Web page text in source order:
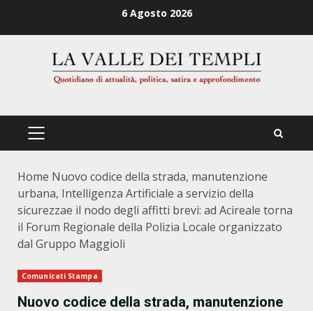
6 Agosto 2026
PRIMÄRES
Home Nuovo codice della strada, manutenzione
urbana, Intelligenza Artificiale a servizio della
sicurezzae il nodo degli affitti brevi: ad Acireale torna
il Forum Regionale della Polizia Locale organizzato
dal Gruppo Maggioli
Comunicati Stampa
Nuovo codice della strada, manutenzione